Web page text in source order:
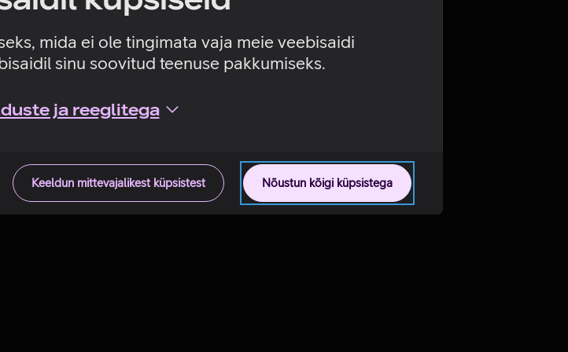
mida ei ole tingimata vaja meie veebisaidi
sinu soovitud teenuse pakkumiseks.
ja reeglitega
Nõustun kõigi küpsistega
Keeldun mittevajalikest küpsistest